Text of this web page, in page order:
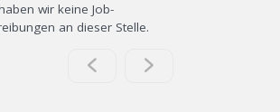
wir keine Job-
an dieser Stelle.